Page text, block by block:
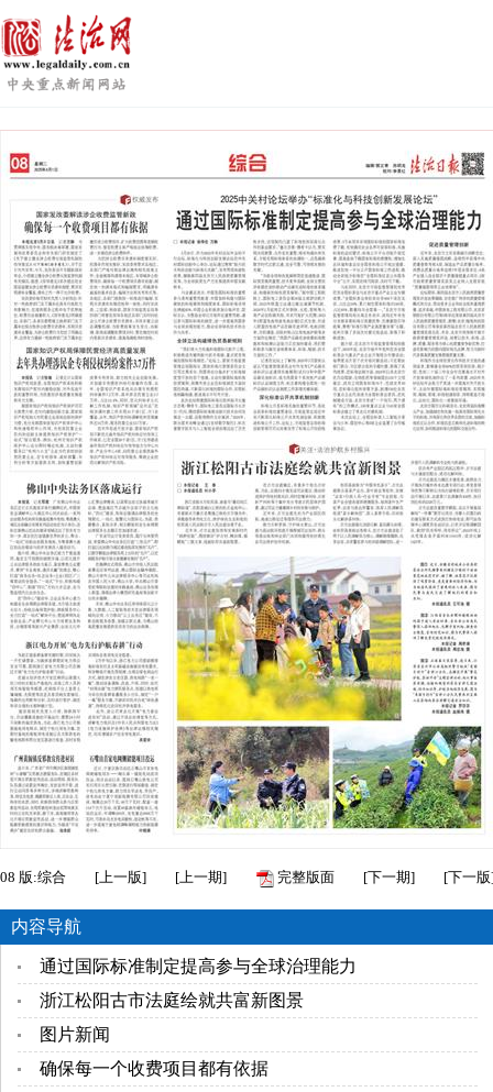
08 版:综合 [上一版] [上一期] 完整版面 [下一期] [下一版
内容导航
通过国际标准制定提高参与全球治理能力
浙江松阳古市法庭绘就共富新图景
图片新闻
确保每一个收费项目都有依据